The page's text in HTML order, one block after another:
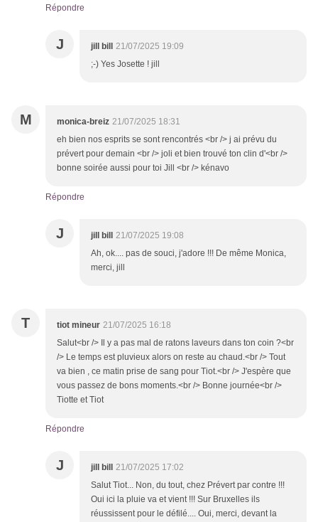
Répondre
J jill bill
21/07/2025 19:09
;-) Yes Josette ! jill
M monica-breiz 21/07/2025 18:31
eh bien nos esprits se sont rencontrés <br /> j ai prévu du
prévert pour demain <br /> joli et bien trouvé ton clin d'<br />
bonne soirée aussi pour toi Jill <br /> kénavo
Répondre
J jill bill
21/07/2025 19:08
Ah, ok.... pas de souci, j'adore !!! De même Monica,
merci, jill
T tiot mineur 21/07/2025 16:18
Salut<br /> Il y a pas mal de ratons laveurs dans ton coin ?<br
/> Le temps est pluvieux alors on reste au chaud.<br /> Tout
va bien , ce matin prise de sang pour Tiot.<br /> J'espère que
vous passez de bons moments.<br /> Bonne journée<br />
Tiotte et Tiot
Répondre
J jill bill
21/07/2025 17:02
Salut Tiot... Non, du tout, chez Prévert par contre !!!
Oui ici la pluie va et vient !!! Sur Bruxelles ils
réussissent pour le défilé.... Oui, merci, devant la